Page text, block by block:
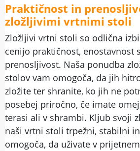
Praktičnost in
zložljivimi vrtnimi stoli
Zložljivi vrtni stoli so odlična
cenijo praktičnost, enostavnost
prenosljivost. Naša ponudba
stolov vam omogoča, da jih
zložite ter shranite, ko jih ne
posebej priročno, če imate
terasi ali v shrambi. Kljub svoji
naši vrtni stoli trpežni, stabilni
omogoča, da uživate v